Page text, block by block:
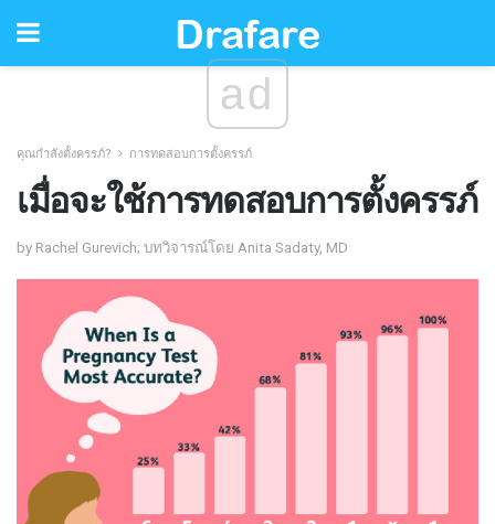
ad
คุณกำลังตั้งครรภ์? การทดสอบการตั้งครรภ์
เมื่อจะใช้การทดสอบการตั้งครรภ์
by Rachel Gurevich; บทวิจารณ์โดย Anita Sadaty, MD